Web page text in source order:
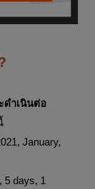
ดำเนินต่อ
January,
5 days, 1